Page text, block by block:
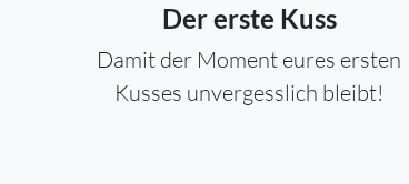
Der erste Kuss
Damit der Moment eures ersten
Kusses unvergesslich bleibt!